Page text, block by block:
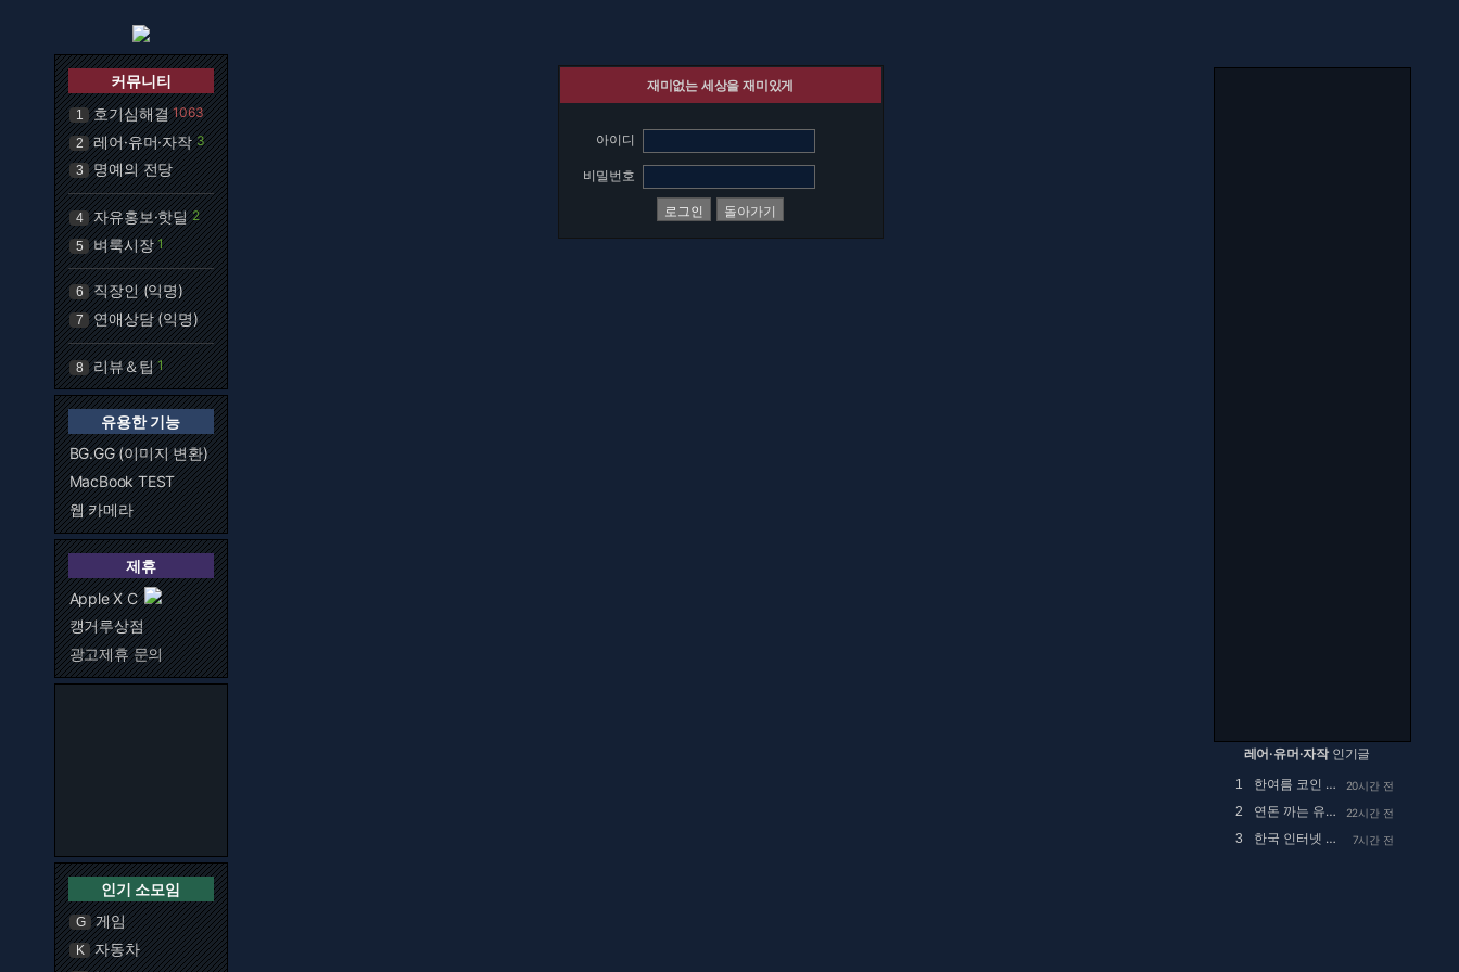
커뮤니티
1 호기심해결 1063
2 레어·유머·자작 3
3 명예의 전당
4 자유홍보·핫딜 2
5 벼룩시장 1
6 직장인 (익명)
7 연애상담 (익명)
8 리뷰＆팁 1
유용한 기능
BG.GG (이미지 변환)
MacBook TEST
웹 카메라
제휴
Apple X C
캥거루상점
광고제휴 문의
인기 소모임
G 게임
K 자동차
재미없는 세상을 재미있게
아이디
비밀번호
레어·유머·자작인기글
1 한여름 코인 세탁소에서 목격했던 사건.manhwa 20시간 전
2 연돈 까는 유튜브 댓글 22시간 전
3 한국 인터넷 검열 근황.jpg 7시간 전